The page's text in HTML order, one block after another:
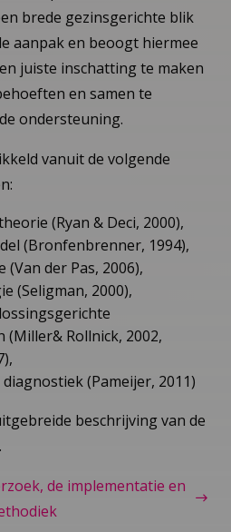
brede gezinsgerichte blik
aanpak en beoogt hiermee
juiste inschatting te maken
en samen te
ondersteuning.
vanuit de volgende
(Ryan & Deci, 2000),
(Bronfenbrenner, 1994),
der Pas, 2006),
(Seligman, 2000),
Rollnick, 2002,
(Pameijer, 2011)
beschrijving van de
.
de implementatie en